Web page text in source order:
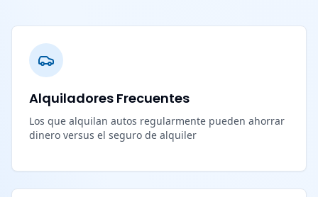
Alquiladores Frecuentes
Los que alquilan autos regularmente pueden ahorrar
dinero versus el seguro de alquiler